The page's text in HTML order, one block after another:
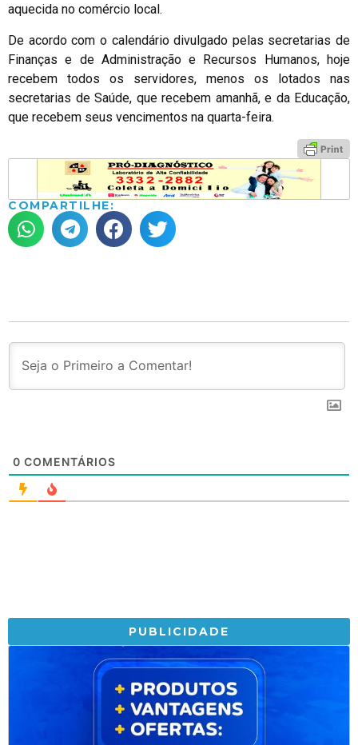
aquecida no comércio local.
De acordo com o calendário divulgado pelas secretarias de
Finanças e de Administração e Recursos Humanos, hoje
recebem todos os servidores, menos os lotados nas
secretarias de Saúde, que recebem amanhã, e da Educação,
que recebem seus vencimentos na quarta-feira.
COMPARTILHE:
0 COMENTÁRIOS
PUBLICIDADE